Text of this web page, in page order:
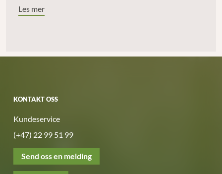
Les mer
KONTAKT OSS
Kundeservice
(+47) 22 99 51 99
Send oss en melding